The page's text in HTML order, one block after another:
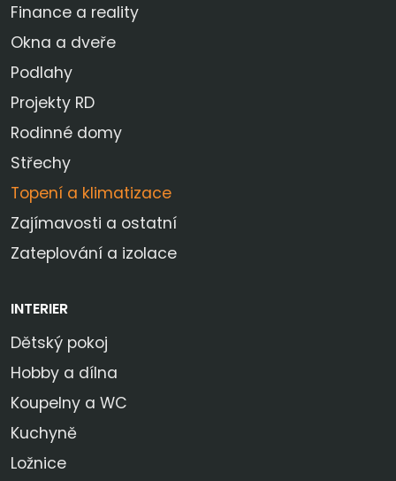
Finance a reality
Okna a dveře
Podlahy
Projekty RD
Rodinné domy
Střechy
Topení a klimatizace
Zajímavosti a ostatní
Zateplování a izolace
INTERIER
Dětský pokoj
Hobby a dílna
Koupelny a WC
Kuchyně
Ložnice